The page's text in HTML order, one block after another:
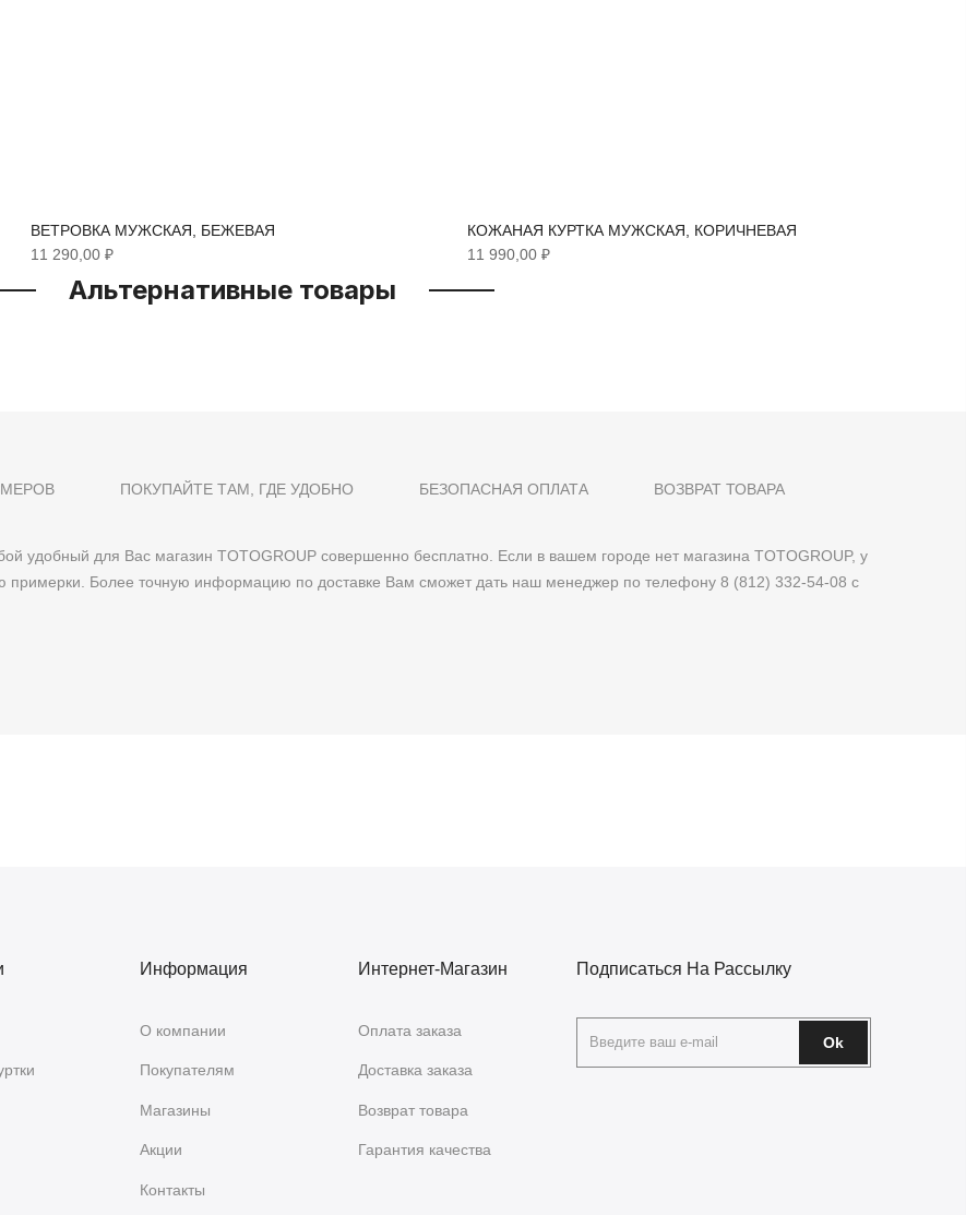
ВЕТРОВКА МУЖСКАЯ, БЕЖЕВАЯ
11 290,00 ₽
КОЖАНАЯ КУРТКА МУЖСКАЯ, КОРИЧНЕВАЯ
11 990,00 ₽
Альтернативные товары
удобный для Вас магазин TOTOGROUP совершенно бесплатно. Если в вашем городе нет магазина TOTOGROUP, у
примерки. Более точную информацию по доставке Вам сможет дать наш менеджер по телефону 8 (812) 332-54-08 с
ПОКУПАЙТЕ ТАМ, ГДЕ УДОБНО БЕЗОПАСНАЯ ОПЛАТА ВОЗВРАТ ТОВАРА
Информация
О компании
Покупателям
Магазины
Акции
Контакты
Интернет-Магазин
Оплата заказа
Доставка заказа
Возврат товара
Гарантия качества
Подписаться На Рассылку
Ok